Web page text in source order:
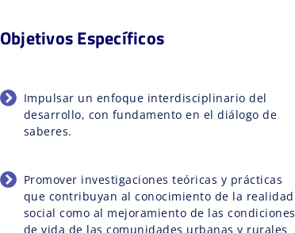
Objetivos Específicos
Impulsar un enfoque interdisciplinario del
desarrollo, con fundamento en el diálogo de
saberes.
Promover investigaciones teóricas y prácticas
que contribuyan al conocimiento de la realidad
social como al mejoramiento de las condiciones
de vida de las comunidades urbanas y rurales